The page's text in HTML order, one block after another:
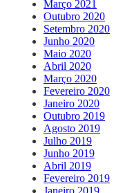
Março 2021
Outubro 2020
Setembro 2020
Junho 2020
Maio 2020
Abril 2020
Março 2020
Fevereiro 2020
Janeiro 2020
Outubro 2019
Agosto 2019
Julho 2019
Junho 2019
Abril 2019
Fevereiro 2019
Janeiro 2019